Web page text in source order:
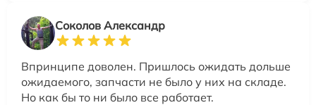
Соколов Александр
Впринципе доволен. Пришлось ожидать дольше
ожидаемого, запчасти не было у них на складе.
Но как бы то ни было все работает.